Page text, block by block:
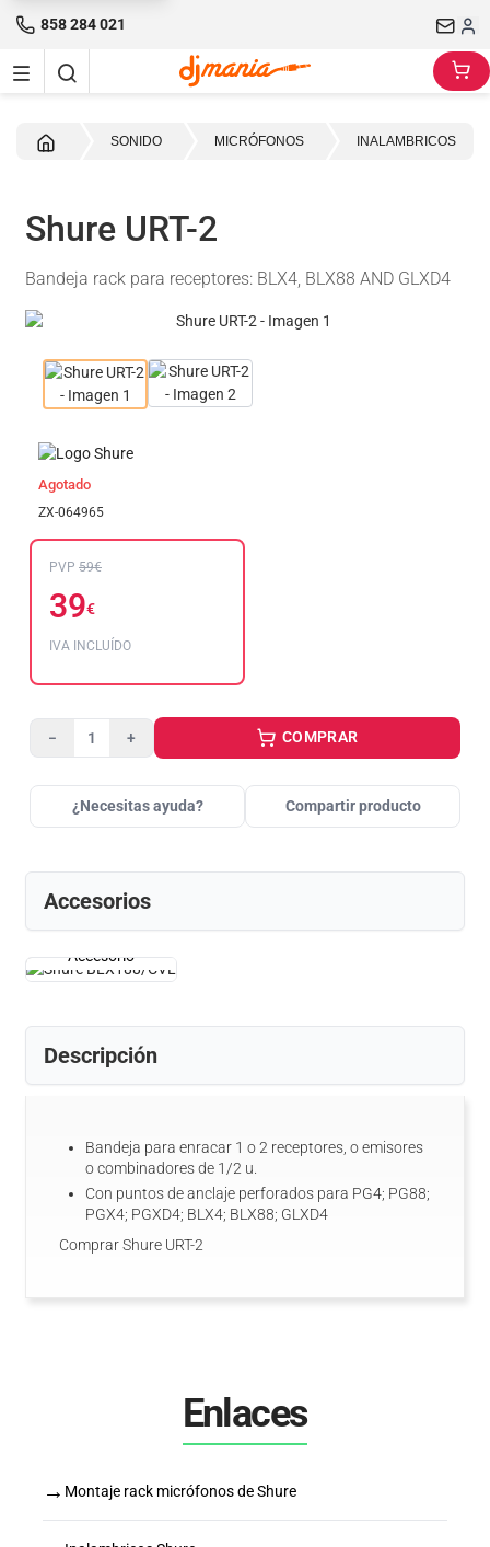
858 284 021
SONIDO MICRÓFONOS INALAMBRICOS
Shure URT-2
Bandeja rack para receptores: BLX4, BLX88 AND GLXD4
Agotado
ZX-064965
PVP 59€
39€
IVA INCLUÍDO
− + COMPRAR
¿Necesitas ayuda? Compartir producto
Accesorios
Accesorio
Descripción
Bandeja para enracar 1 o 2 receptores, o emisores
o combinadores de 1/2 u.
Con puntos de anclaje perforados para PG4; PG88;
PGX4; PGXD4; BLX4; BLX88; GLXD4
Comprar Shure URT-2
Enlaces
→ Montaje rack micrófonos de Shure